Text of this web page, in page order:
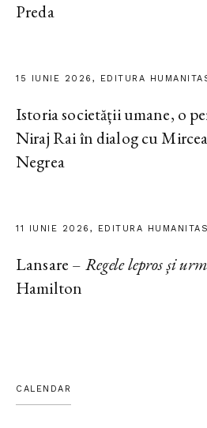
Preda
15 IUNIE 2026, EDITURA
Istoria societății umane, o
Niraj Rai în dialog cu
Negrea
11 IUNIE 2026, EDITURA HUMANITAS
Lansare – Regele lepros și
Hamilton
CALENDAR